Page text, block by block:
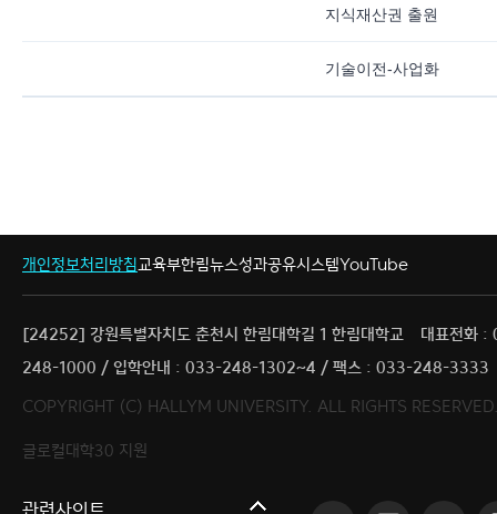
지식재산권 출원
기술이전-사업화
개인정보처리방침교육부한림뉴스성과공유시스템YouTube
[24252] 강원특별자치도 춘천시 한림대학길 1 한림대학교
대표전화
248-1000 / 입학안내 : 033-248-1302~4 / 팩스 : 033-248-3333
COPYRIGHT (C) HALLYM UNIVERSITY. ALL RIGHTS
글로컬대학30 지원
한림대학교